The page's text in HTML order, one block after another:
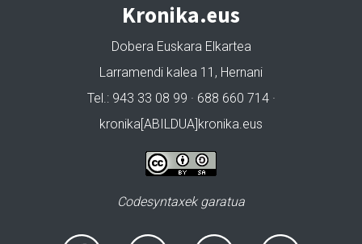
Kronika.eus
Dobera Euskara Elkartea
Larramendi kalea 11, Hernani
Tel.: 943 33 08 99 · 688 660 714 ·
kronika[ABILDUA]kronika.eus
Codesyntaxek garatua